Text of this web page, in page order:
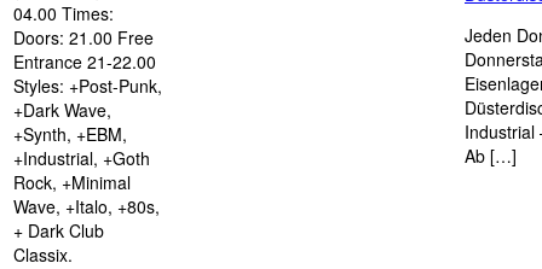
04.00 Times:
Doors: 21.00 Free
Entrance 21-22.00
Styles: +Post-Punk,
+Dark Wave,
+Synth, +EBM,
+Industrial, +Goth
Rock, +Minimal
Wave, +Italo, +80s,
+ Dark Club
Classix.
Jeden
Industrial
Ab […]